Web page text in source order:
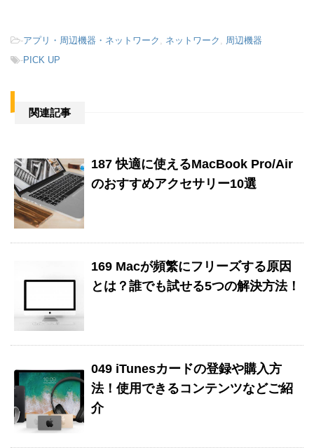
-アプリ・周辺機器・ネットワーク , ネットワーク , 周辺機器
-PICK UP
関連記事
187 快適に使えるMacBook Pro/Air
のおすすめアクセサリー10選
169 Macが頻繁にフリーズする原因
とは？誰でも試せる5つの解決方法！
049 iTunesカードの登録や購入方
法！使用できるコンテンツなどご紹
介